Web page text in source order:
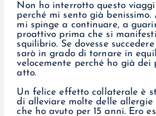
Non ho interrotto questo
perché mi sento già benissimo.
mi spinge a continuare, a
proattivo prima che si
squilibrio. Se dovesse
sarò in grado di tornare in
velocemente perché ho già dei
atto.
Un felice effetto collaterale è
di alleviare molte delle
che ho avuto per 15 anni. Ero